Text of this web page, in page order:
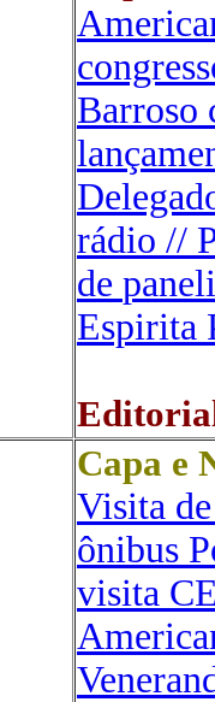
Barroso
rádio //
de
Espirita
Capa e
Visita
ônibus
visita